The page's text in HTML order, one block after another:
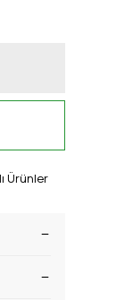
Ürünler